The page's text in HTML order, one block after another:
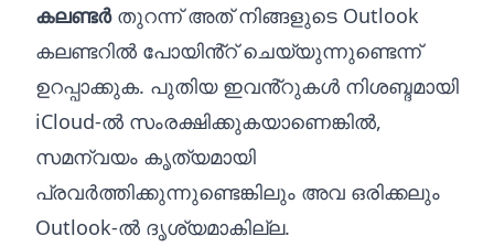
കലണ്ടർതുറന്ന് അത് നിങ്ങളുടെ Outlook
കലണ്ടറിൽ പോയിൻ്റ് ചെയ്യുന്നുണ്ടെന്ന്
ഉറപ്പാക്കുക. പുതിയ ഇവൻ്റുകൾ നിശബ്ദമായി
iCloud-ൽ സംരക്ഷിക്കുകയാണെങ്കിൽ,
സമന്വയം കൃത്യമായി
പ്രവർത്തിക്കുന്നുണ്ടെങ്കിലും അവ ഒരിക്കലും
Outlook-ൽ ദൃശ്യമാകില്ല.